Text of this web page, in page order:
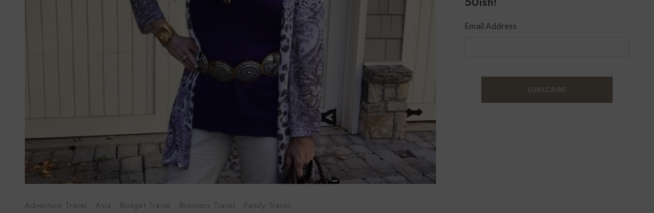
Adventure Travel · Asia · Budget Travel · Business Travel · Family Travel
Email Address